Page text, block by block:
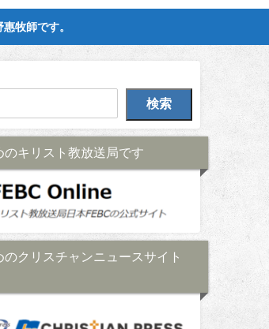
牧師です。
検索
のキリスト教放送局です
のクリスチャンニュースサイト